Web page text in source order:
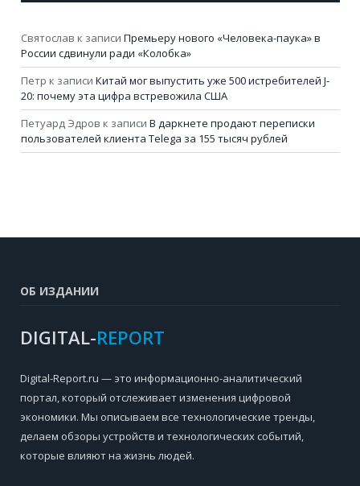
Святослав к записи Премьеру нового «Человека-паука» в
России сдвинули ради «Колобка»
Петр к записи Китай мог выпустить уже 500 истребителей J-
20: почему эта цифра встревожила США
Петуард Эдров к записи В даркнете продают переписки
пользователей клиента Telega за 155 тысяч рублей
ОБ ИЗДАНИИ
DIGITAL-REPORT
Digital-Report.ru — это информационно-аналитический
портал, который отслеживает изменения цифровой
экономики. Мы описываем все технологические тренды,
делаем обзоры устройств и технологических событий,
которые влияют на жизнь людей.